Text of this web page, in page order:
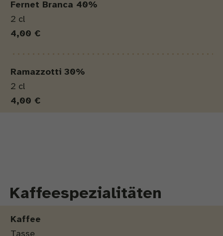
Fernet Branca 40%
2 cl
4,00 €
Ramazzotti 30%
2 cl
4,00 €
Kaffeespezialitäten
Kaffee